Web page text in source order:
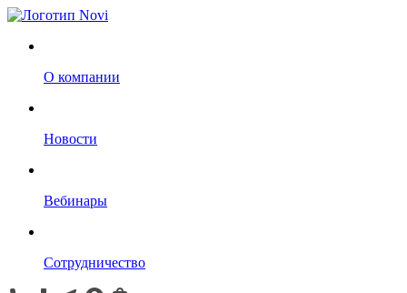
О компании
Новости
Вебинары
Сотрудничество